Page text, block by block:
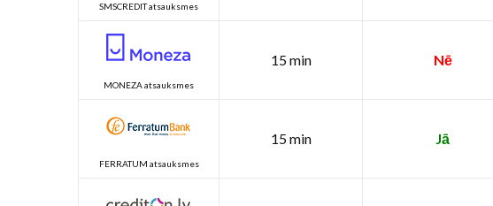
SMSCREDIT atsauksmes
MONEZA atsauksmes
15 min Nē
FERRATUM atsauksmes
15 min Jā